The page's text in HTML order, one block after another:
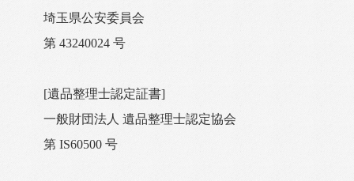
埼玉県公安委員会
第 43240024 号
[遺品整理士認定証書]
一般財団法人 遺品整理士認定協会
第 IS60500 号